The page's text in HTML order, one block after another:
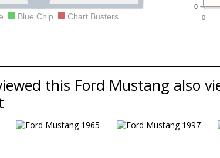
0
0
Blue Chip Chart Busters
this Ford Mustang also